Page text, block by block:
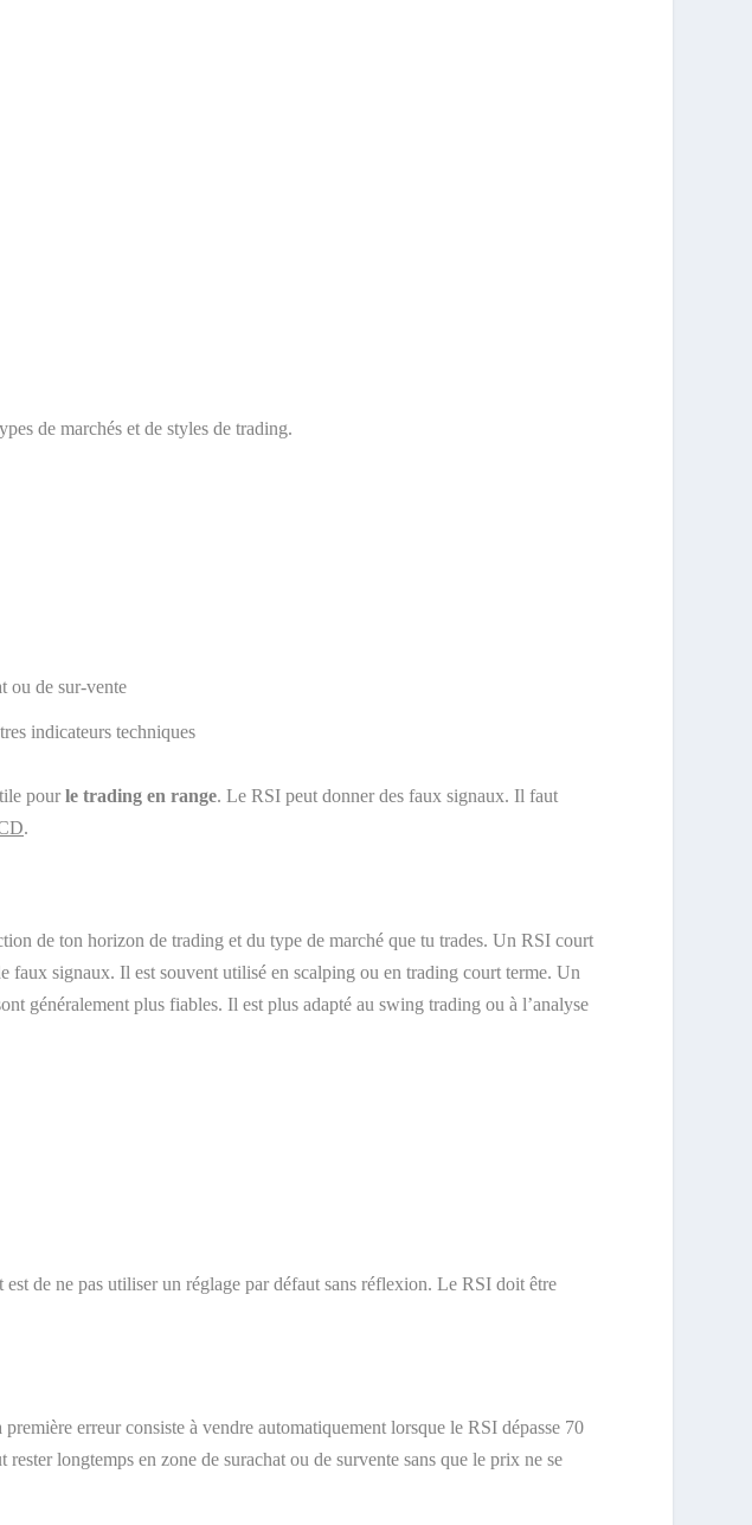
de marchés et de styles de trading.
ou de sur-vente
indicateurs techniques
pourle trading en range. Le RSI peut donner des faux signaux. Il faut
.
de ton horizon de trading et du type de marché que tu trades. Un RSI court
faux signaux. Il est souvent utilisé en scalping ou en trading court terme. Un
généralement plus fiables. Il est plus adapté au swing trading ou à l’analyse
de ne pas utiliser un réglage par défaut sans réflexion. Le RSI doit être
erreur consiste à vendre automatiquement lorsque le RSI dépasse 70
longtemps en zone de surachat ou de survente sans que le prix ne se